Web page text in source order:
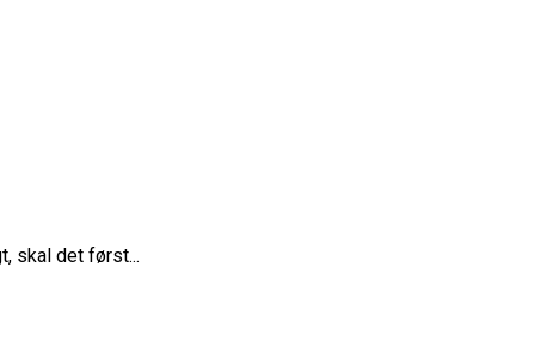
skal det først...